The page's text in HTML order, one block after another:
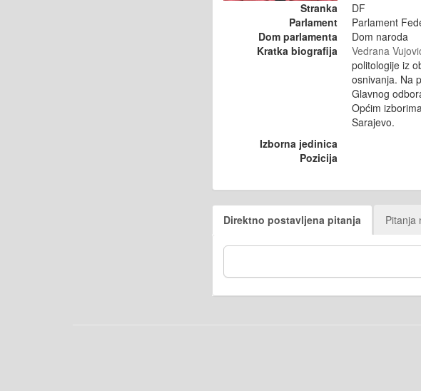
Stranka
DF
Parlament
Parlament
Dom parlamenta
Dom naroda
Kratka biografija
Vedrana
politologije iz
osnivanja. Na
Glavnog
Općim
Sarajevo.
Izborna jedinica
Pozicija
Direktno postavljena pitanja Pitanja